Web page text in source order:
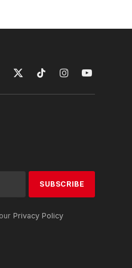
X
TikTokInstagramYouTube
Privacy Policy